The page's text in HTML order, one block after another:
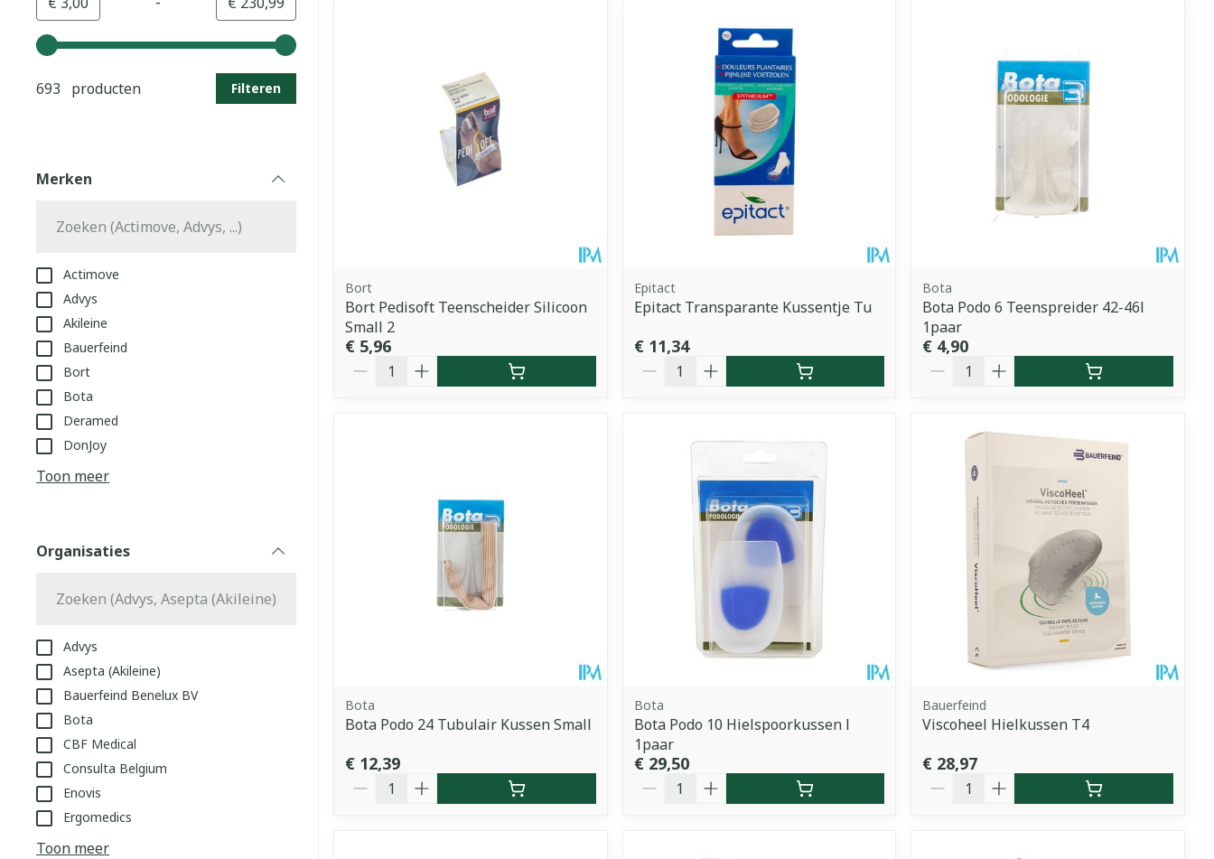
Gebruik de pijltjestoetsen links en rechts om de minimale en maximale prijswaarden aan te passen.
693 producten
Filteren
Merken
Actimove
Advys
Akileine
Bauerfeind
Bort
Bota
Deramed
DonJoy
Toon meer
Organisaties
Advys
Asepta (Akileine)
Bauerfeind Benelux BV
Bota
CBF Medical
Consulta Belgium
Enovis
Ergomedics
Toon meer
Bort
Bort Pedisoft Teenscheider Silicoon
Small 2
€ 5,96
Aantal
Epitact
Epitact Transparante Kussentje Tu
€ 11,34
Aantal
Bota
Bota Podo 6 Teenspreider 42-46l
1paar
€ 4,90
Aantal
Bota
Bota Podo 24 Tubulair Kussen Small
€ 12,39
Aantal
Bota
Bota Podo 10 Hielspoorkussen l
1paar
€ 29,50
Aantal
Bauerfeind
Viscoheel Hielkussen T4
€ 28,97
Aantal